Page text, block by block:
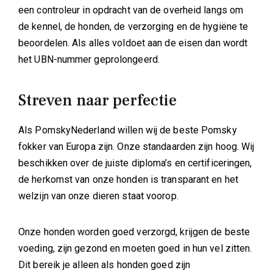
een controleur in opdracht van de overheid langs om
de kennel, de honden, de verzorging en de hygiëne te
beoordelen. Als alles voldoet aan de eisen dan wordt
het UBN-nummer geprolongeerd.
Streven naar perfectie
Als PomskyNederland willen wij de beste Pomsky
fokker van Europa zijn. Onze standaarden zijn hoog. Wij
beschikken over de juiste diploma’s en certificeringen,
de herkomst van onze honden is transparant en het
welzijn van onze dieren staat voorop.
Onze honden worden goed verzorgd, krijgen de beste
voeding, zijn gezond en moeten goed in hun vel zitten.
Dit bereik je alleen als honden goed zijn